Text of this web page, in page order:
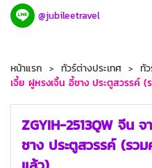
@jubileetravel
หน้าแรก ทัวร์ต่างประเทศ ทั
เจี้ย ฝูหรงเจิ้น อี้ชาง ประตูสวรรค์ (
ZGYIH-2513QW จีน
ชาง ประตูสวรรค์ (รวม